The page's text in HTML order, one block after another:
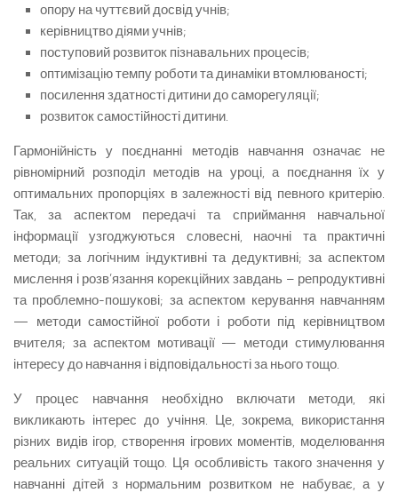
опору на чуттєвий досвід учнів;
керівництво діями учнів;
поступовий розвиток пізнавальних процесів;
оптимізацію темпу роботи та динаміки втомлюваності;
посилення здатності дитини до саморегуляції;
розвиток самостійності дитини.
Гармонійність у поєднанні методів навчання означає не
рівномірний розподіл методів на уроці, а поєднання їх у
оптимальних пропорціях в залежності від певного критерію.
Так, за аспектом передачі та сприймання навчальної
інформації узгоджуються словесні, наочні та практичні
методи; за логічним індуктивні та дедуктивні; за аспектом
мислення і розв’язання корекційних завдань – репродуктивні
та проблемно-пошукові; за аспектом керування навчанням
— методи самостійної роботи і роботи під керівництвом
вчителя; за аспектом мотивації — методи стимулювання
інтересу до навчання і відповідальності за нього тощо.
У процес навчання необхідно включати методи, які
викликають інтерес до учіння. Це, зокрема, використання
різних видів ігор, створення ігрових моментів, моделювання
реальних ситуацій тощо. Ця особливість такого значення у
навчанні дітей з нормальним розвитком не набуває, а у